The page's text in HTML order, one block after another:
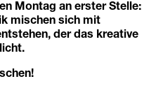
Montag an erster Stelle:
mischen sich mit
der das kreative